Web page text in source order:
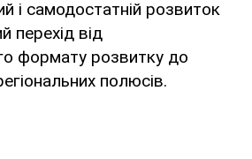
і самодостатній розвиток
перехід від
формату розвитку до
полюсів.